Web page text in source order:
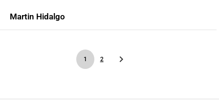
Martin Hidalgo
1 2